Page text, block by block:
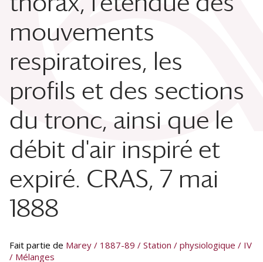
mouvements
respiratoires, les
profils et des sections
du tronc, ainsi que le
débit d'air inspiré et
expiré. CRAS, 7 mai
1888
Fait partie de Marey / 1887-89 / Station / physiologique / IV
/ Mélanges